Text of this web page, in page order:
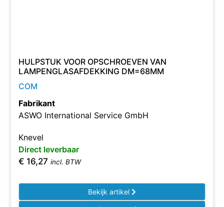
HULPSTUK VOOR OPSCHROEVEN VAN
LAMPENGLASAFDEKKING DM=68MM
COM
Fabrikant
ASWO International Service GmbH
Knevel
Direct leverbaar
€ 16,27 incl. BTW
Bekijk artikel